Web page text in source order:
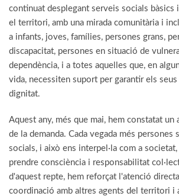
continuat desplegant serveis socials bàsics
el territori, amb una mirada comunitària i
a infants, joves, famílies, persones grans,
discapacitat, persones en situació de
dependència, i a totes aquelles que, en
vida, necessiten suport per garantir els
dignitat.
Aquest any, més que mai, hem constatat
de la demanda. Cada vegada més persones
socials, i això ens interpel·la com a
prendre consciència i responsabilitat
d'aquest repte, hem reforçat l'atenció
coordinació amb altres agents del territori i